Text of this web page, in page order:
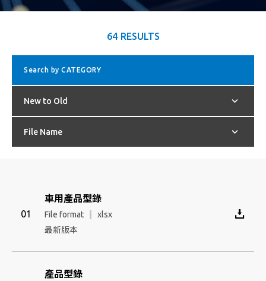
64 RESULTS
Search by CATEGORY
New to Old
File Name
車用產品型錄
File format
xlsx
最新版本
產品型錄